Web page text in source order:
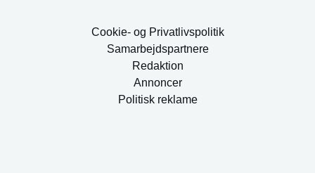
Cookie- og Privatlivspolitik
Samarbejdspartnere
Redaktion
Annoncer
Politisk reklame